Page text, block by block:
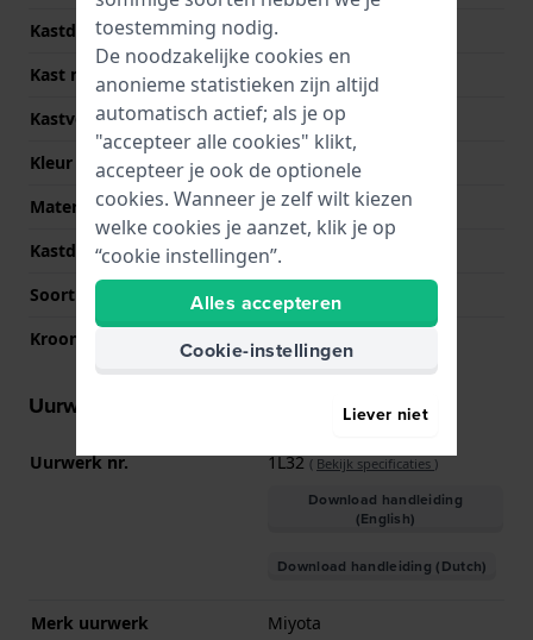
Kastdikte
7 mm
Kast materiaal
Metaallegering
Kastvorm
Rond
Kleur kast
Zilver
Materiaal kastdeksel
Roestvrij staal
Kastdeksel
Klikkast
Soort glas
Mineraal
Kroon
Trek kroon
Uurwerk informatie
Uurwerk nr. 1L32( Bekijk specificaties )
Download handleiding
(English)
Download handleiding (Dutch)
Merk uurwerk
Miyota
toestemming nodig.
De noodzakelijke cookies en
anonieme statistieken zijn altijd
automatisch actief; als je op
"accepteer alle cookies" klikt,
accepteer je ook de optionele
cookies. Wanneer je zelf wilt kiezen
welke cookies je aanzet, klik je op
“cookie instellingen”.
Alles accepteren
Cookie-instellingen
Liever niet